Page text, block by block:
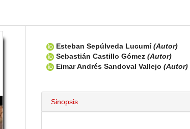
Esteban Sepúlveda Lucumí(Autor)
Sebastián Castillo Gómez (Autor)
Eimar Andrés Sandoval Vallejo (Autor)
Sinopsis